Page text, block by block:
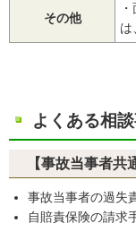
その他
は
よくある相
【事故当事者共
事故当事者の過失
自賠責保険の請求